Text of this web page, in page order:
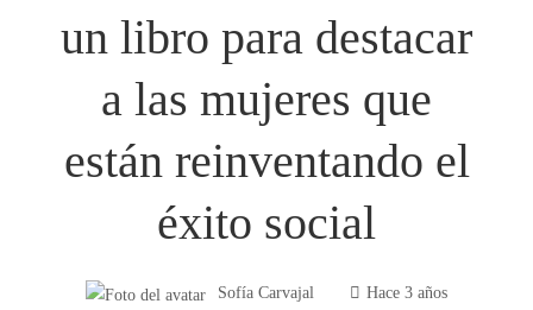
un libro para destacar
a las mujeres que
están reinventando el
éxito social
Sofía Carvajal Hace 3 años